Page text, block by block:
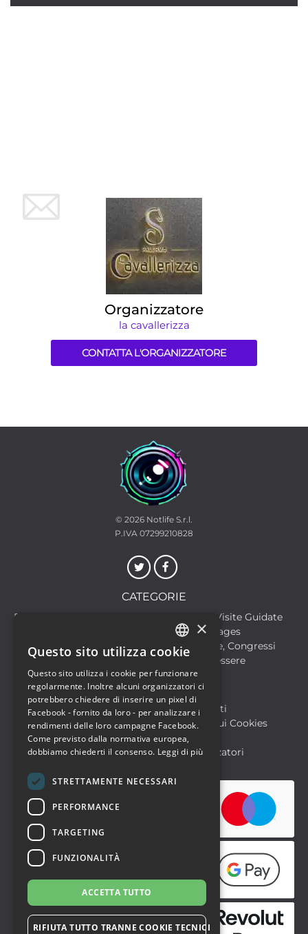
Organizzatore
la cavallerizza
CONTATTA L'ORGANIZZATORE
© 2026 Notlife S.r.l.
P.IVA 07299210828
CATEGORIE
Discoteche
Escursioni & Visite Guidate
Food & Beverages
Formazione
Meeting, Fiere, Congressi
Musica, Eventi Live, Club
Salute & Benessere
Sport & Motori
Biglietteria SIAE
Archivio Eventi
Informativa sulla Privacy
Informativa sui Cookies
Condizioni di utilizzo
Help
FAQ Utenti
FAQ Organizzatori
ITALIAN
ENGLISH
×
Questo sito utilizza cookie
Questo sito utilizza i cookie per funzionare
regolarmente. Inoltre alcuni organizzatori ci
potrebbero chiedere di inserire un pixel di
Facebook - fornito da loro - per analizzare i
rendimenti delle loro campagne Facebook.
Come previsto dalla normativa europea,
dobbiamo chiederti il consenso. Leggi di più
STRETTAMENTE NECESSARI
PERFORMANCE
TARGETING
FUNZIONALITÀ
ACCETTA TUTTO
RIFIUTA TUTTO TRANNE COOKIE TECNICI